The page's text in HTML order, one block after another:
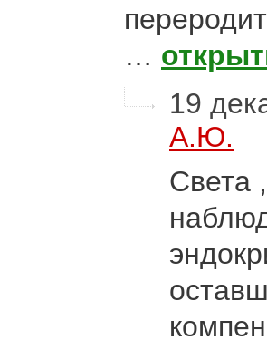
…
19
А.Ю.
Света